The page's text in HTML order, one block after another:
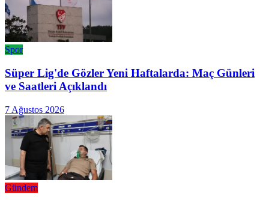
Spor
Süper Lig'de Gözler Yeni Haftalarda: Maç Günleri
ve Saatleri Açıklandı
7 Ağustos 2026
Gündem